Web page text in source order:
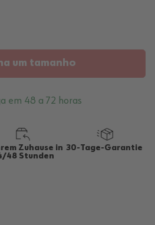
um tamanho
em 48 a 72 horas
Zuhause in
48 Stunden
30-Tage-Garantie